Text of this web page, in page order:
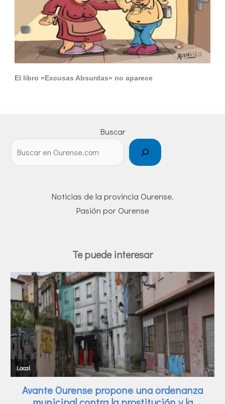
El libro «Excusas Absurdas» no aparece
Buscar
Noticias de la provincia Ourense.
Pasión por Ourense
Te puede interesar